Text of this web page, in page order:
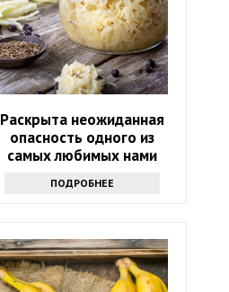
Раскрыта неожиданная
опасность одного из
самых любимых нами
ПОДРОБНЕЕ